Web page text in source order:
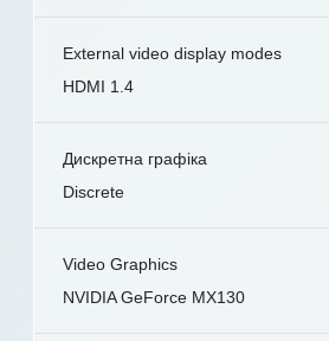
External video display modes
HDMI 1.4
Дискретна графіка
Discrete
Video Graphics
NVIDIA GeForce MX130